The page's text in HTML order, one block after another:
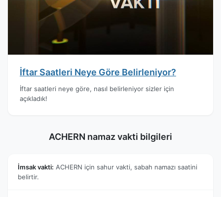
İftar Saatleri Neye Göre Belirleniyor?
İftar saatleri neye göre, nasıl belirleniyor sizler için
açıkladık!
ACHERN namaz vakti bilgileri
İmsak vakti: ACHERN için sahur vakti, sabah namazı saatini
belirtir.